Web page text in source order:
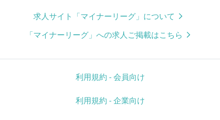
求人サイト「マイナーリーグ」について
「マイナーリーグ」への求人ご掲載はこちら
利用規約 - 会員向け
利用規約 - 企業向け